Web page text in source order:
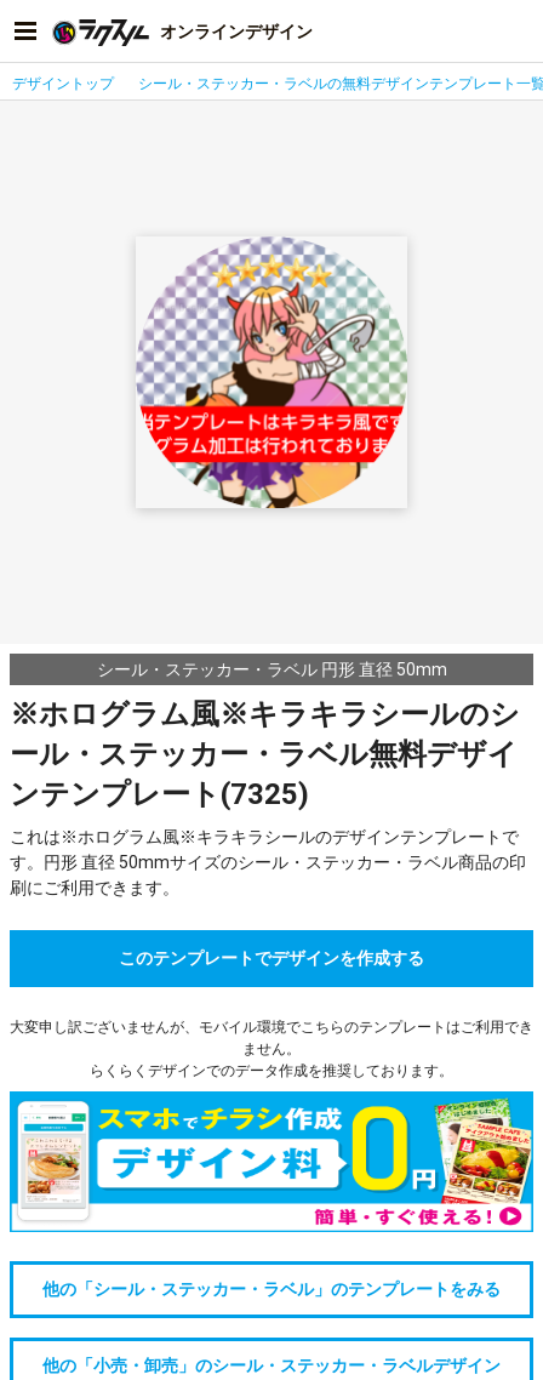
オンラインデザイン
デザイントップ シール・ステッカー・ラベルの無料デザインテンプレート一
シール・ステッカー・ラベル 円形 直径 50mm
※ホログラム風※キラキラシールのシ
ール・ステッカー・ラベル無料デザイ
ンテンプレート(7325)
これは※ホログラム風※キラキラシールのデザインテンプレートで
す。円形 直径 50mmサイズのシール・ステッカー・ラベル商品の印
刷にご利用できます。
このテンプレートでデザインを作成する
大変申し訳ございませんが、モバイル環境でこちらのテンプレートはご利用でき
ません。
らくらくデザインでのデータ作成を推奨しております。
他の「シール・ステッカー・ラベル」のテンプレートをみる
他の「小売・卸売」のシール・ステッカー・ラベルデザイン